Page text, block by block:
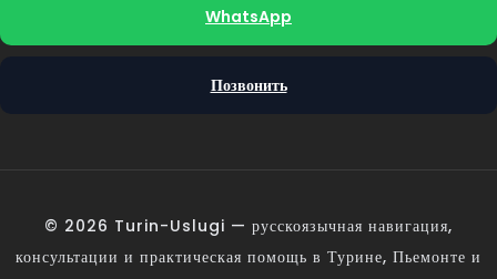
WhatsApp
Позвонить
© 2026 Turin-Uslugi — русскоязычная навигация,
консультации и практическая помощь в Турине, Пьемонте и